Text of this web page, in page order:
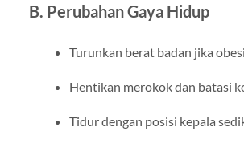
B. Perubahan Gaya Hidup
Turunkan berat badan jika
Hentikan merokok dan batasi
Tidur dengan posisi kepala